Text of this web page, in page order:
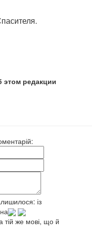
редакции
із
тій же мові, що й